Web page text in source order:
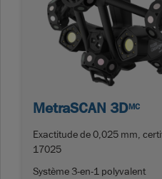
MetraSCAN 3DMC
Exactitude de 0,025 mm,
17025
Système 3-en-1 polyvalent